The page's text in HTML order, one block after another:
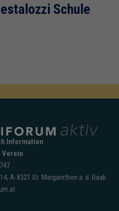
Schule
Information
A-8321 St. Margarethen a. d. Raab